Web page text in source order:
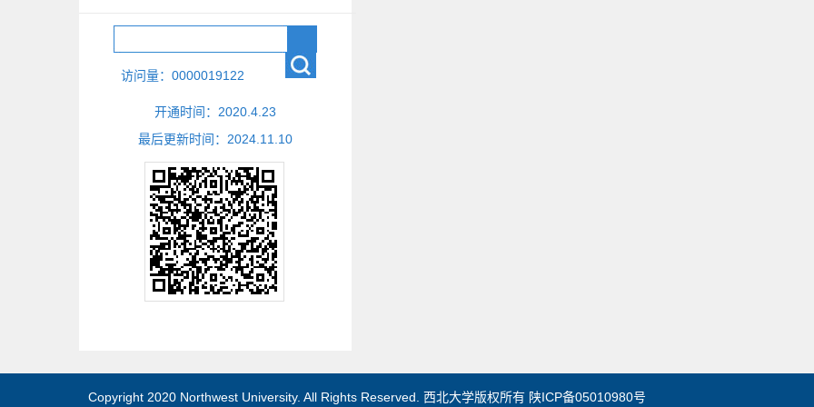
访问量： 0000019122
开通时间： 2020 4 23
最后更新时间： 2024 11 10
Copyright 2020 Northwest University. All Rights Reserved. 西北大学版权所有 陕ICP备05010980号